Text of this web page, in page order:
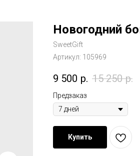
Новогодний
SweetGift
Артикул: 105969
9 500 р. 15 250 р.
Предзаказ
Купить